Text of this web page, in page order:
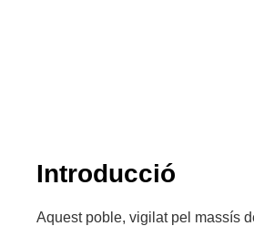
Introducció
Aquest poble, vigilat pel massís